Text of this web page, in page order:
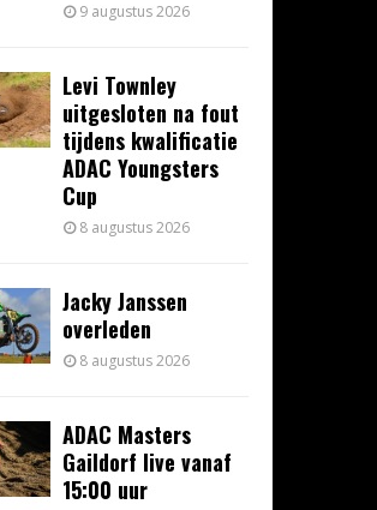
9 augustus 2026
Levi Townley
uitgesloten na fout
tijdens kwalificatie
ADAC Youngsters
Cup
8 augustus 2026
Jacky Janssen
overleden
8 augustus 2026
ADAC Masters
Gaildorf live vanaf
15:00 uur